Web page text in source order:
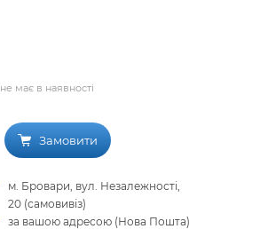
не має в наявності
Замовити
м. Бровари, вул. Незалежності,
20 (самовивіз)
за вашою адресою (Нова Пошта)